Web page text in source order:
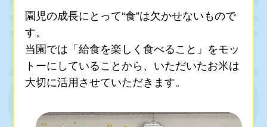
園児の成長にとって“食”は欠かせないもので
す。
当園では「給食を楽しく食べること」をモッ
トーにしていることから、いただいたお米は
大切に活用させていただきます。